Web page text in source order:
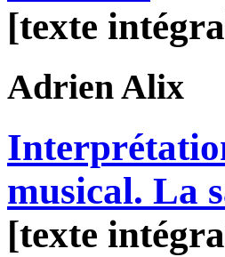
[texte
AdrienAlix
musical. La
[texte